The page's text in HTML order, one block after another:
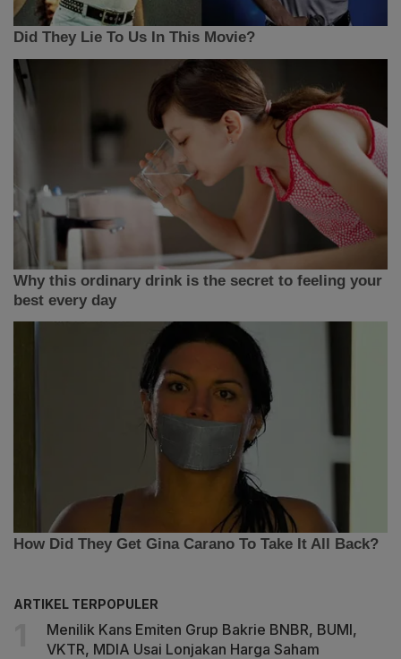
ARTIKEL TERPOPULER
Menilik Kans Emiten Grup Bakrie BNBR, BUMI,
VKTR, MDIA Usai Lonjakan Harga Saham